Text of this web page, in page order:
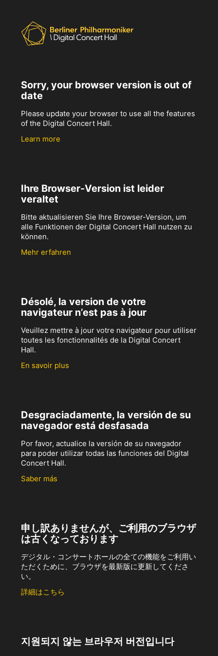
Sorry, your browser version is out of
date
Please update your browser to use all the features
of the Digital Concert Hall.
Learn more
Ihre Browser-Version ist leider
veraltet
Bitte aktualisieren Sie Ihre Browser-Version, um
alle Funktionen der Digital Concert Hall nutzen zu
können.
Mehr erfahren
Désolé, la version de votre
navigateur n’est pas à jour
Veuillez mettre à jour votre navigateur pour utiliser
toutes les fonctionnalités de la Digital Concert
Hall.
En savoir plus
Desgraciadamente, la versión de su
navegador está desfasada
Por favor, actualice la versión de su navegador
para poder utilizar todas las funciones del Digital
Concert Hall.
Saber más
申し訳ありませんが、ご利用のブラウザ
は古くなっております
デジタル・コンサートホールの全ての機能をご利用い
ただくために、ブラウザを最新版に更新してくださ
い。
詳細はこちら
지원되지 않는 브라우저 버전입니다